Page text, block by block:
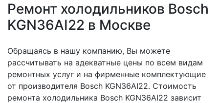
Ремонт холодильников Bosch
KGN36AI22 в Москве
Обращаясь в нашу компанию, Вы можете
рассчитывать на адекватные цены по всем видам
ремонтных услуг и на фирменные комплектующие
от производителя Bosch KGN36AI22. Стоимость
ремонта холодильника Bosch KGN36AI22 зависит